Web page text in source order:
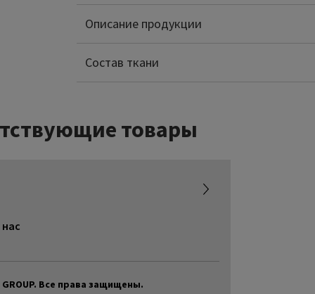
Описание продукции
Состав ткани
Полиамид: 65%
товары
GROUP. Все права защищены.